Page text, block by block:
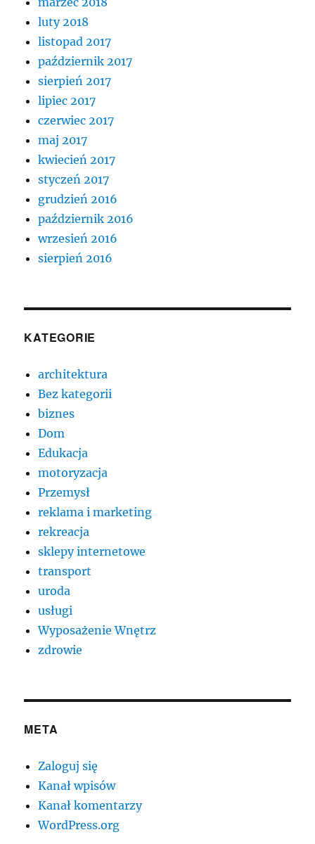
luty 2018
listopad 2017
październik 2017
sierpień 2017
lipiec 2017
czerwiec 2017
maj 2017
kwiecień 2017
styczeń 2017
grudzień 2016
październik 2016
wrzesień 2016
sierpień 2016
KATEGORIE
architektura
Bez kategorii
biznes
Dom
Edukacja
motoryzacja
Przemysł
reklama i marketing
rekreacja
sklepy internetowe
transport
uroda
usługi
Wyposażenie Wnętrz
zdrowie
META
Zaloguj się
Kanał wpisów
Kanał komentarzy
WordPress.org